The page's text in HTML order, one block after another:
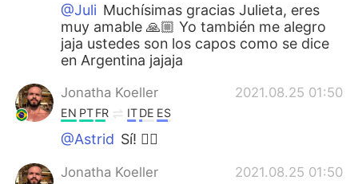
@Juli Muchísimas gracias Julieta, eres
muy amable 🙏🏼 Yo también me alegro
jaja ustedes son los capos como se dice
en Argentina jajaja
Jonatha Koeller 2021.08.25 01:50
EN PTFR ITDE ES
@Astrid Sí! 👌🏼
Jonatha Koeller 2021.08.25 01:50